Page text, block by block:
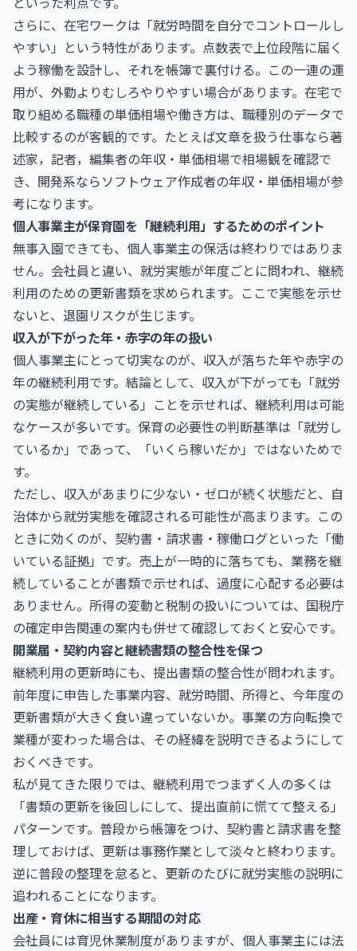
さらに、在宅ワークは「就労時間を自分でコントロールし
やすい」という特性があります。点数表で上位段階に届く
よう稼働を設計し、それを帳簿で裏付ける。この一連の運
用が、外勤よりむしろやりやすい場合があります。在宅で
取り組める職種の単価相場や働き方は、職種別のデータで
比較するのが客観的です。たとえば文章を扱う仕事なら著
述家，記者，編集者の年収・単価相場で相場観を確認で
き、開発系ならソフトウェア作成者の年収・単価相場が参
考になります。
個人事業主が保育園を「継続利用」するためのポイント
無事入園できても、個人事業主の保活は終わりではありま
せん。会社員と違い、就労実態が年度ごとに問われ、継続
利用のための更新書類を求められます。ここで実態を示せ
ないと、退園リスクが生じます。
収入が下がった年・赤字の年の扱い
個人事業主にとって切実なのが、収入が落ちた年や赤字の
年の継続利用です。結論として、収入が下がっても「就労
の実態が継続している」ことを示せれば、継続利用は可能
なケースが多いです。保育の必要性の判断基準は「就労し
ているか」であって、「いくら稼いだか」ではないためで
す。
ただし、収入があまりに少ない・ゼロが続く状態だと、自
治体から就労実態を確認される可能性が高まります。この
ときに効くのが、契約書・請求書・稼働ログといった「働
いている証拠」です。売上が一時的に落ちても、業務を継
続していることが書類で示せれば、過度に心配する必要は
ありません。所得の変動と税制の扱いについては、 国税庁
の確定申告関連の案内も併せて確認しておくと安心です。
開業届・契約内容と継続書類の整合性を保つ
継続利用の更新時にも、提出書類の整合性が問われます。
前年度に申告した事業内容、就労時間、所得と、今年度の
更新書類が大きく食い違っていないか。事業の方向転換で
業種が変わった場合は、その経緯を説明できるようにして
おくべきです。
私が見てきた限りでは、継続利用でつまずく人の多くは
「書類の更新を後回しにして、提出直前に慌てて整える」
パターンです。普段から帳簿をつけ、契約書と請求書を整
理しておけば、更新は事務作業として淡々と終わります。
逆に普段の整理を怠ると、更新のたびに就労実態の説明に
追われることになります。
出産・育休に相当する期間の対応
会社員には育児休業制度がありますが、個人事業主には法